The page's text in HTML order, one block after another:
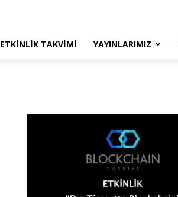
ETKINLIK TAKVIMI YAYINLARIMIZ